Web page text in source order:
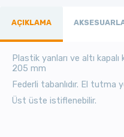
AÇIKLAMA
Plastik yanları ve altı
205 mm
Federli tabanlıdır. El tutma
Üst üste istiflenebilir.